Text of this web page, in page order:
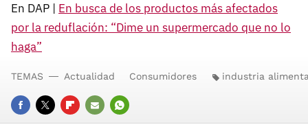
En DAP | En busca de los productos más afectados
por la reduflación: “Dime un supermercado que no lo
haga”
FACEBOOK
TWITTERFLIPBOARD
E-
WHATSAPP
TEMAS Actualidad Consumidores industria